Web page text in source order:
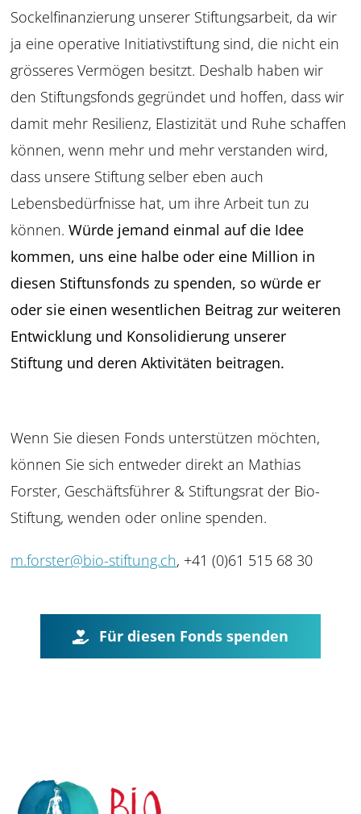
Sockelfinanzierung unserer Stiftungsarbeit, da wir
ja eine operative Initiativstiftung sind, die nicht ein
grösseres Vermögen besitzt. Deshalb haben wir
den Stiftungsfonds gegründet und hoffen, dass wir
damit mehr Resilienz, Elastizität und Ruhe schaffen
können,wenn mehr und mehr verstanden wird,
dass unsere Stiftung selber eben auch
Lebensbedürfnisse hat, um ihre Arbeit tun zu
können.Würde jemand einmal auf die Idee
kommen, uns eine halbe oder eine Million in
diesen Stiftunsfonds zu spenden, so würde er
oder sie einen wesentlichen Beitrag zur weiteren
Entwicklung und Konsolidierung unserer
Stiftung und deren Aktivitäten beitragen.
Wenn Sie diesen Fonds unterstützen möchten,
können Sie sich entweder direkt an Mathias
Forster, Geschäftsführer & Stiftungsrat der Bio-
Stiftung, wenden oder online spenden.
m.forster@bio-stiftung.ch, +41 (0)61 515 68 30
Für diesen Fonds spenden